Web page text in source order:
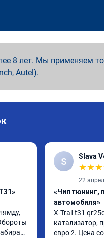
8 лет. Мы применяем
Autel).
S Slava
★★★
22
«Чип тюнинг,
автомобиля»
X-Trail t31
катализатор,
евро 2. Цена